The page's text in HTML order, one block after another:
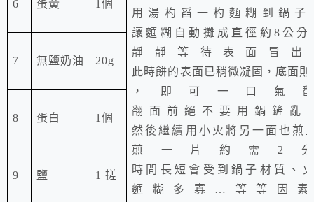
用湯杓舀一杓麵糊到鍋子
讓麵糊 自動攤 成直徑約 8 公分
靜靜等待表面冒出
此時餅的表面已稍微凝固，底面
，即可一口氣
翻面前絕不要用鍋鏟亂
然後繼續用小火將另一面也煎
煎一片約需 2
時間長短會受到鍋子材質、
麵糊多寡…等等因素
6 蛋黃 1個
7 無鹽奶油 20g
8 蛋白 1個
9 鹽 1搓